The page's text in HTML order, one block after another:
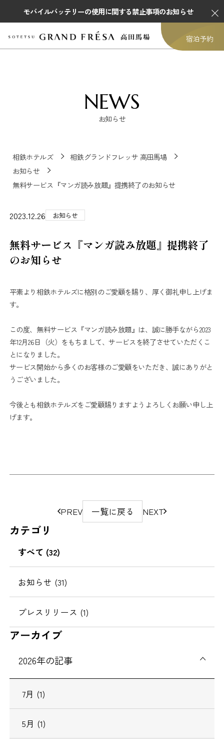
モバイルバッテリーの使用に関する禁止事項のお知らせ
宿泊予約
NEWS
お知らせ
相鉄ホテルズ
相鉄グランドフレッサ 高田馬場
お知らせ
無料サービス『マンガ読み放題』提携終了のお知らせ
2023.12.26 お知らせ
無料サービス『マンガ読み放題』提携終了
のお知らせ
平素より相鉄ホテルズに格別のご愛顧を賜り、厚く御礼申し上げま
す。
この度、無料サービス『マンガ読み放題』は、誠に勝手ながら2023
年12月26日（火）をもちまして、サービスを終了させていただくこ
とになりました。
サービス開始から多くのお客様のご愛顧をいただき、誠にありがと
うございました。
今後とも相鉄ホテルズをご愛顧賜りますようよろしくお願い申し上
げます。
ジ
動
PREV 一覧に戻る NEXT
カテゴリ
すべて (32)
お知らせ (31)
プレスリリース (1)
アーカイブ
2026年の記事
7月 (1)
5月 (1)